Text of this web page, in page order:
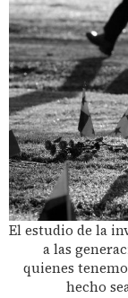
El estudio de la
a las
quienes
hecho